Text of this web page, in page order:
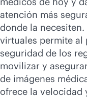
atención más
donde la
virtuales permite al
seguridad de los
movilizar y
de imágenes
ofrece la velocidad